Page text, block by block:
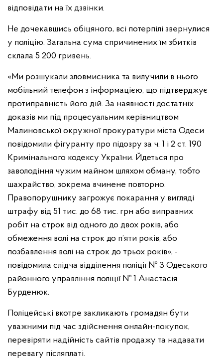
відповідати на їх дзвінки.
Не дочекавшись обіцяного, всі потерпілі звернулися
у поліцію. Загальна сума спричинених їм збитків
склала 5 200 гривень.
«Ми розшукали зловмисника та вилучили в нього
мобільний телефон з інформацією, що підтверджує
протиправність його дій. За наявності достатніх
доказів ми під процесуальним керівництвом
Малиновської окружної прокуратури міста Одеси
повідомили фігуранту про підозру за ч. 1 і 2 ст. 190
Кримінального кодексу України. Йдеться про
заволодіння чужим майном шляхом обману, тобто
шахрайство, зокрема вчинене повторно.
Правопорушнику загрожує покарання у вигляді
штрафу від 51 тис. до 68 тис. грн або виправних
робіт на строк від одного до двох років, або
обмеження волі на строк до п’яти років, або
позбавлення волі на строк до трьох років», -
повідомила слідча відділення поліції № 3 Одеського
районного управління поліції № 1 Анастасія
Бурденюк.
Поліцейські вкотре закликають громадян бути
уважними під час здійснення онлайн-покупок,
перевіряти надійність сайтів продажу та надавати
перевагу післяплаті.